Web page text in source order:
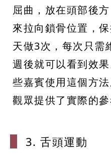
屈曲，放在頭部後
來拉向鎖骨位置，
天做3次，每次只需
週後就可以看到效
些嘉賓使用這個方
觀眾提供了實際的參
3. 舌頭運動